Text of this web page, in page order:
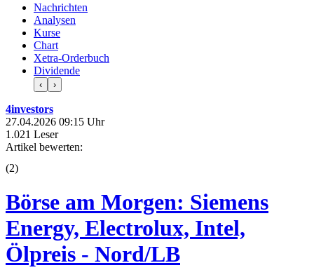
Nachrichten
Analysen
Kurse
Chart
Xetra-Orderbuch
Dividende
‹ ›
4investors
27.04.2026 09:15 Uhr
1.021 Leser
Artikel bewerten:
(2)
Börse am Morgen: Siemens
Energy, Electrolux, Intel,
Ölpreis - Nord/LB